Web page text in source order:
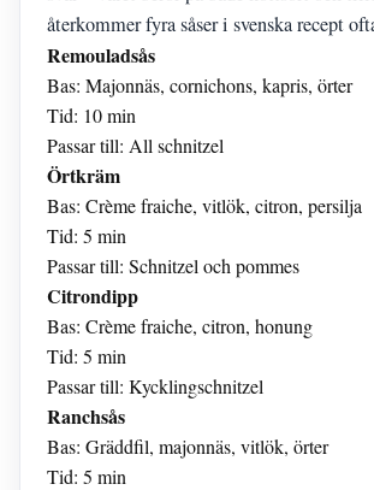
återkommer fyra såser i svenska recept
Remouladsås
Bas: Majonnäs, cornichons, kapris, örter
Tid: 10 min
Passar till: All schnitzel
Örtkräm
Bas: Crème fraiche, vitlök, citron, persilja
Tid: 5 min
Passar till: Schnitzel och pommes
Citrondipp
Bas: Crème fraiche, citron, honung
Tid: 5 min
Passar till: Kycklingschnitzel
Ranchsås
Bas: Gräddfil, majonnäs, vitlök, örter
Tid: 5 min